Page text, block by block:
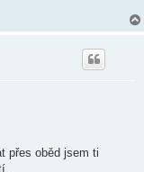
přes oběd jsem ti